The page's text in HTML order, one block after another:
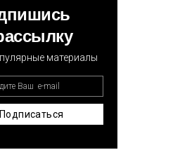
материалы
Подписаться